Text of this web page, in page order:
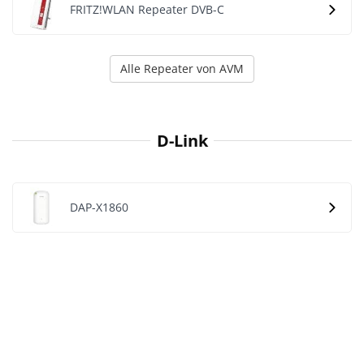
FRITZ!WLAN Repeater DVB-C
Alle Repeater von AVM
D-Link
DAP-X1860